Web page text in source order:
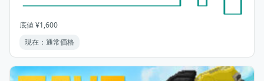
底値 ¥1,600
現在：通常価格